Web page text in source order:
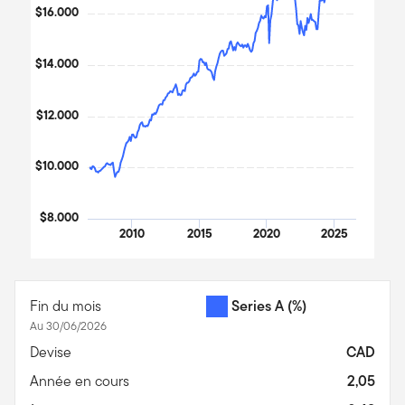
2010 2015 2020 2025
$8.000
$10.000
$12.000
$14.000
$16.000
Fin du mois
Au 30/06/2026
Series A (%)
Devise
CAD
Année en cours
2,05